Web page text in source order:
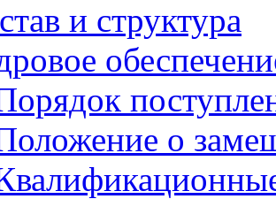
и структура
о